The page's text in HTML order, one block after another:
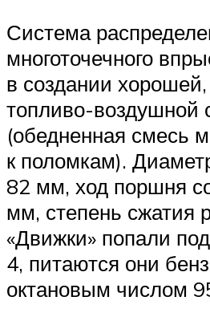
Система
многоточечного
в создании
топливо-воздушной
(обедненная смесь
к поломкам).
82 мм, ход поршня
мм, степень сжатия
«Движки» попали
4, питаются они
октановым числом